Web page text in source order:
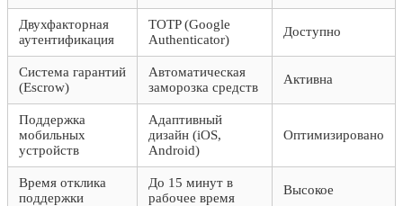
Двухфакторная
аутентификация
TOTP (Google
Authenticator)
Доступно
Система гарантий
(Escrow)
Автоматическая
заморозка средств
Активна
Поддержка
мобильных
устройств
Адаптивный
дизайн (iOS,
Android)
Оптимизировано
Время отклика
поддержки
До 15 минут в
рабочее время
Высокое